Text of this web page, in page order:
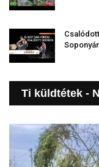
Ti küldtétek -